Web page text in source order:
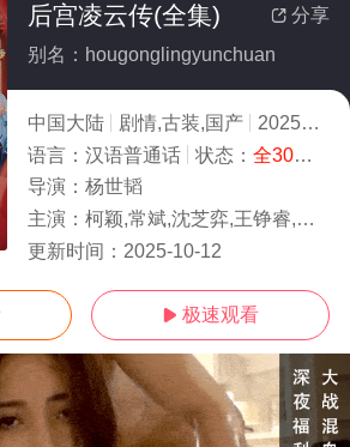
 分享
后宫凌云传(全集)
别名：hougonglingyunchuan
中国大陆 剧情,古装,国产 2025
9.0
语言： 汉语普通话 状态： 全30集
导演： 杨世韬
主演： 柯颖,常斌,沈芝弈,王铮睿,辜芷芸,冷恋柔,郝泽嘉
更新时间： 2025-10-12
 极速观看